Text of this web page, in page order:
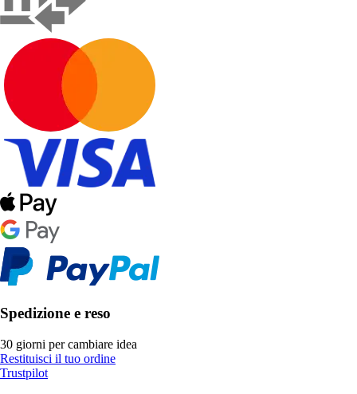
Spedizione e reso
30 giorni per cambiare idea
Restituisci il tuo ordine
Trustpilot